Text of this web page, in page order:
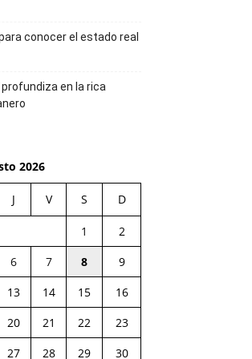
conocer el estado real
profundiza en la rica
2026
J V S D
1
2
6 7 8
9
13 14 15
16
20 21 22
23
27 28 29
30